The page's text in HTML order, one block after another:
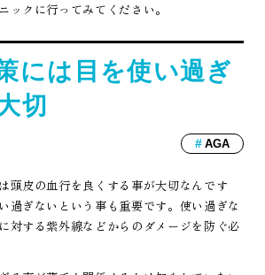
ックに行ってみてください。
には目を使い過ぎ
切
AGA
頭皮の血行を良くする事が大切なんです
過ぎないという事も重要です。使い過ぎな
対する紫外線などからのダメージを防ぐ必